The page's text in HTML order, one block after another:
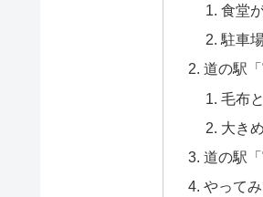
食堂
駐車
道の駅
毛布
大き
道の駅
やって